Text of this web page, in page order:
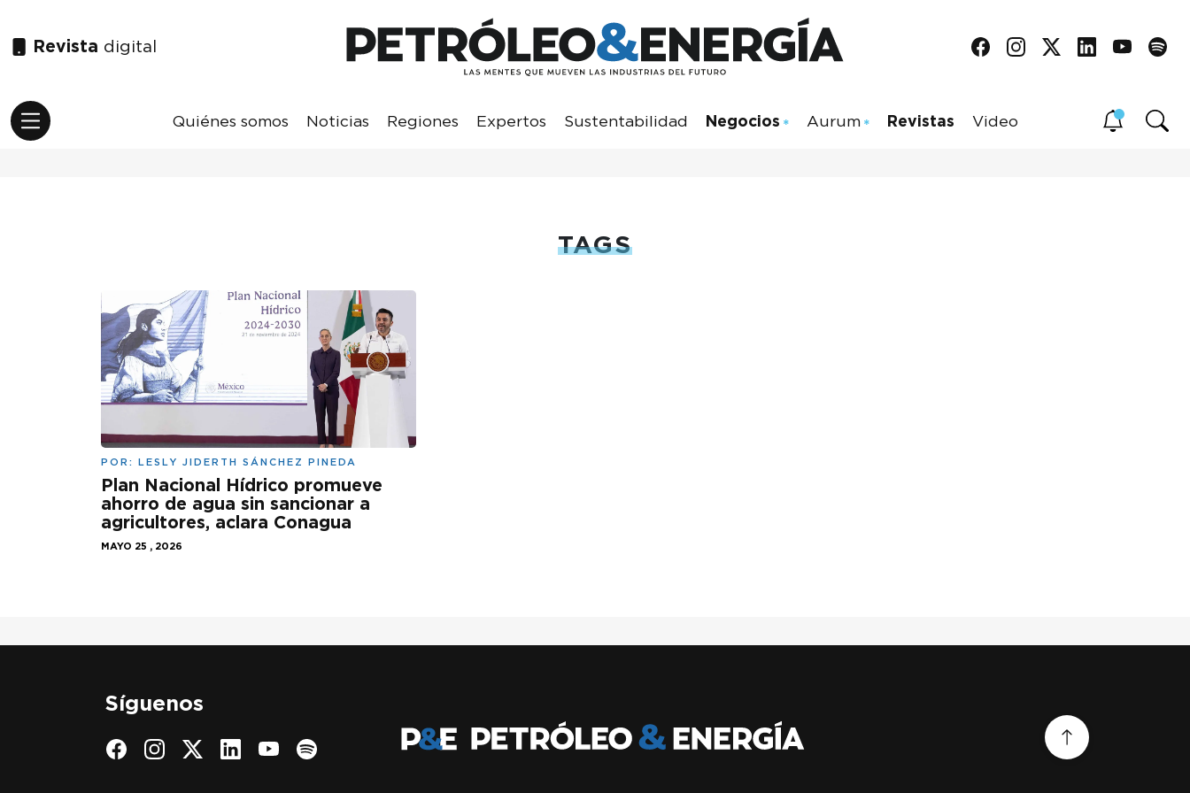
Revista digital
Quiénes somos Noticias Regiones Expertos Sustentabilidad Negocios Aurum Revistas Video
TAGS
POR: LESLY JIDERTH SÁNCHEZ PINEDA
Plan Nacional Hídrico promueve
ahorro de agua sin sancionar a
agricultores, aclara Conagua
MAYO 25 , 2026
Síguenos